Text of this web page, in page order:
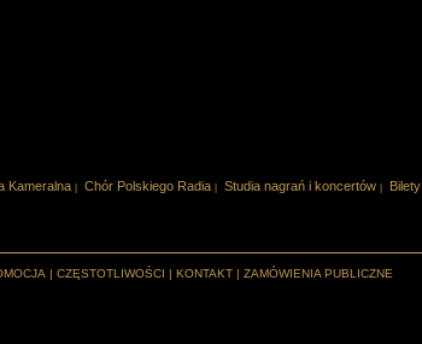
Kameralna Chór Polskiego Radia Studia nagrań i koncertów
Bilety
| CZĘSTOTLIWOŚCI | KONTAKT | ZAMÓWIENIA PUBLICZNE